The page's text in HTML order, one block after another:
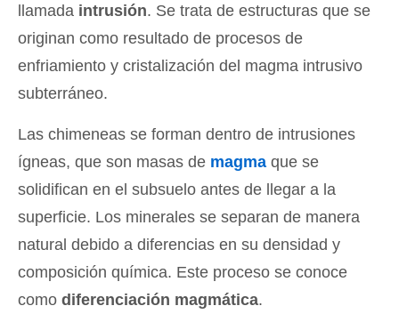
llamada intrusión. Se trata de estructuras que se
originan como resultado de procesos de
enfriamiento y cristalización del magma intrusivo
subterráneo.
Las chimeneas se forman dentro de intrusiones
ígneas, que son masas de magma que se
solidifican en el subsuelo antes de llegar a la
superficie. Los minerales se separan de manera
natural debido a diferencias en su densidad y
composición química. Este proceso se conoce
como diferenciación magmática.